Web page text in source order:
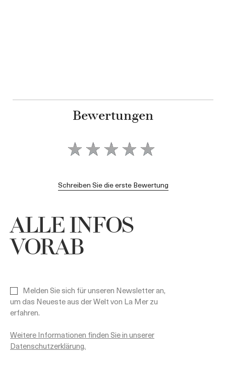
Bewertungen
Schreiben Sie die erste Bewertung
ALLE INFOS
VORAB
Melden Sie sich für unseren Newsletter an,
um das Neueste aus der Welt von La Mer zu
erfahren.
Weitere Informationen finden Sie in unserer
Datenschutzerklärung.